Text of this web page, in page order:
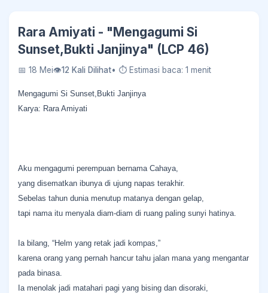
Rara Amiyati - "Mengagumi Si
Sunset,Bukti Janjinya" (LCP 46)
📅 18 Mei👁12 Kali Dilihat• ⏱ Estimasi baca: 1 menit
Mengagumi Si Sunset,Bukti Janjinya
Karya: Rara Amiyati
Aku mengagumi perempuan bernama Cahaya,
yang disematkan ibunya di ujung napas terakhir.
Sebelas tahun dunia menutup matanya dengan gelap,
tapi nama itu menyala diam-diam di ruang paling sunyi hatinya.
Ia bilang, “Helm yang retak jadi kompas,”
karena orang yang pernah hancur tahu jalan mana yang mengantar
pada binasa.
Ia menolak jadi matahari pagi yang bising dan disoraki,